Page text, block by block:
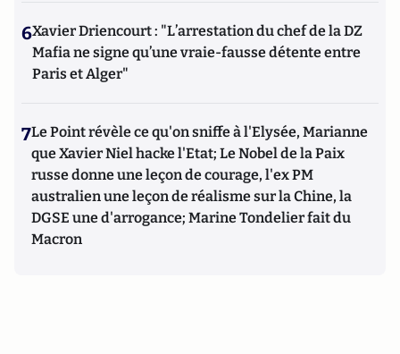
6Xavier Driencourt : "L’arrestation du chef de la DZ
Mafia ne signe qu’une vraie-fausse détente entre
Paris et Alger"
7Le Point révèle ce qu'on sniffe à l'Elysée, Marianne
que Xavier Niel hacke l'Etat; Le Nobel de la Paix
russe donne une leçon de courage, l'ex PM
australien une leçon de réalisme sur la Chine, la
DGSE une d'arrogance; Marine Tondelier fait du
Macron